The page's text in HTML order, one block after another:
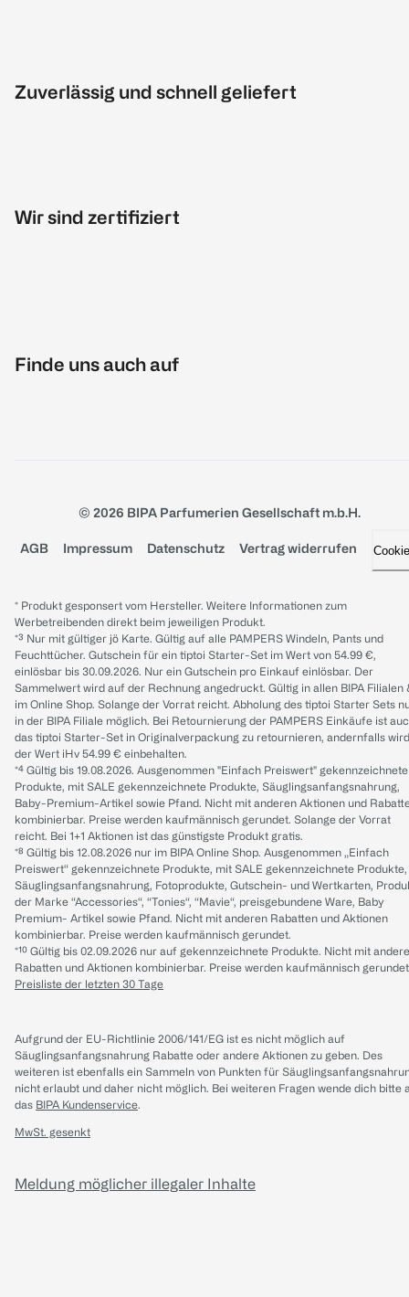
Zuverlässig und schnell geliefert
Wir sind zertifiziert
Finde uns auch auf
© 2026 BIPA Parfumerien Gesellschaft m.b.H.
AGB Impressum Datenschutz Vertrag widerrufen
* Produkt gesponsert vom Hersteller. Weitere Informationen zum
Werbetreibenden direkt beim jeweiligen Produkt.
*³ Nur mit gültiger jö Karte. Gültig auf alle PAMPERS Windeln, Pants und
Feuchttücher. Gutschein für ein tiptoi Starter-Set im Wert von 54.99 €,
einlösbar bis 30.09.2026. Nur ein Gutschein pro Einkauf einlösbar. Der
Sammelwert wird auf der Rechnung angedruckt. Gültig in allen BIPA Filialen
im Online Shop. Solange der Vorrat reicht. Abholung des tiptoi Starter Sets
in der BIPA Filiale möglich. Bei Retournierung der PAMPERS Einkäufe ist
das tiptoi Starter-Set in Originalverpackung zu retournieren, andernfalls wird
der Wert iHv 54.99 € einbehalten.
*⁴ Gültig bis 19.08.2026. Ausgenommen "Einfach Preiswert" gekennzeichnete
Produkte, mit SALE gekennzeichnete Produkte, Säuglingsanfangsnahrung,
Baby-Premium-Artikel sowie Pfand. Nicht mit anderen Aktionen und
kombinierbar. Preise werden kaufmännisch gerundet. Solange der Vorrat
reicht. Bei 1+1 Aktionen ist das günstigste Produkt gratis.
*⁸ Gültig bis 12.08.2026 nur im BIPA Online Shop. Ausgenommen „Einfach
Preiswert“ gekennzeichnete Produkte, mit SALE gekennzeichnete Produkte,
Säuglingsanfangsnahrung, Fotoprodukte, Gutschein- und Wertkarten,
der Marke “Accessories“, “Tonies“, “Mavie“, preisgebundene Ware, Baby
Premium- Artikel sowie Pfand. Nicht mit anderen Rabatten und Aktionen
kombinierbar. Preise werden kaufmännisch gerundet.
*¹⁰ Gültig bis 02.09.2026 nur auf gekennzeichnete Produkte. Nicht mit
Rabatten und Aktionen kombinierbar. Preise werden kaufmännisch
Preisliste der letzten 30 Tage
Aufgrund der EU-Richtlinie 2006/141/EG ist es nicht möglich auf
Säuglingsanfangsnahrung Rabatte oder andere Aktionen zu geben. Des
weiteren ist ebenfalls ein Sammeln von Punkten für
nicht erlaubt und daher nicht möglich. Bei weiteren Fragen wende dich bitte
das BIPA Kundenservice.
MwSt. gesenkt
Meldung möglicher illegaler Inhalte